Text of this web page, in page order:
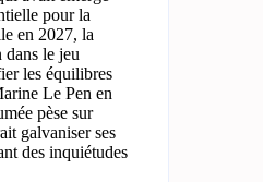
pour la
en 2027, la
le jeu
les équilibres
Le Pen en
pèse sur
galvaniser ses
des inquiétudes